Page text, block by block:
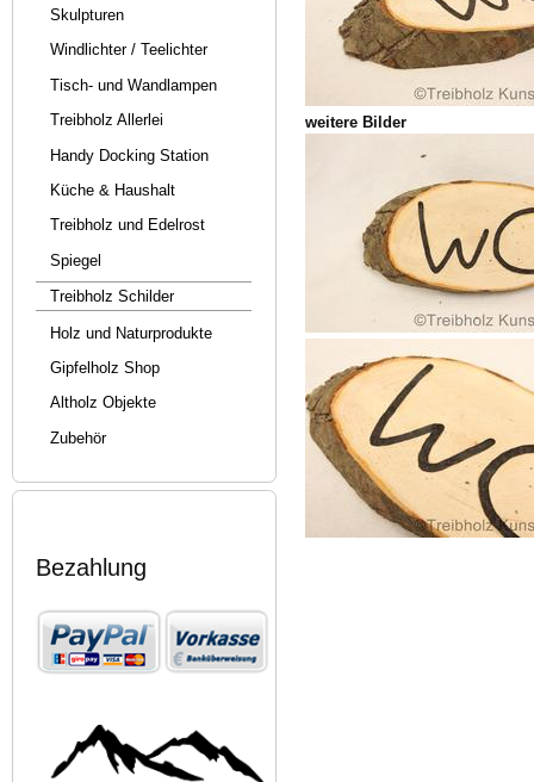
Skulpturen
Windlichter / Teelichter
Tisch- und Wandlampen
Treibholz Allerlei
Handy Docking Station
Küche & Haushalt
Treibholz und Edelrost
Spiegel
Treibholz Schilder
Holz und Naturprodukte
Gipfelholz Shop
Altholz Objekte
Zubehör
Bezahlung
weitere Bilder